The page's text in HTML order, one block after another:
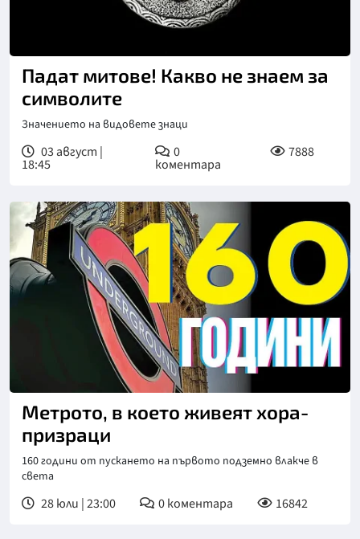
Падат митове! Какво не знаем за
символите
Значението на видовете знаци
03 август |
18:45
0
коментара
7888
Метрото, в което живеят хора-
призраци
160 години от пускането на първото подземно влакче в
света
28 юли | 23:00 0коментара 16842